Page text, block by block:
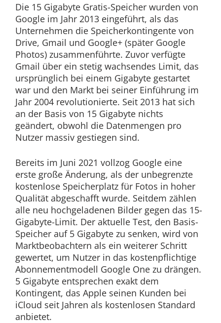
Die 15 Gigabyte Gratis-Speicher wurden von
Google im Jahr 2013 eingeführt, als das
Unternehmen die Speicherkontingente von
Drive, Gmail und Google+ (später Google
Photos) zusammenführte. Zuvor verfügte
Gmail über ein stetig wachsendes Limit, das
ursprünglich bei einem Gigabyte gestartet
war und den Markt bei seiner Einführung im
Jahr 2004 revolutionierte. Seit 2013 hat sich
an der Basis von 15 Gigabyte nichts
geändert, obwohl die Datenmengen pro
Nutzer massiv gestiegen sind.
Bereits im Juni 2021 vollzog Google eine
erste große Änderung, als der unbegrenzte
kostenlose Speicherplatz für Fotos in hoher
Qualität abgeschafft wurde. Seitdem zählen
alle neu hochgeladenen Bilder gegen das 15-
Gigabyte-Limit. Der aktuelle Test, den Basis-
Speicher auf 5 Gigabyte zu senken, wird von
Marktbeobachtern als ein weiterer Schritt
gewertet, um Nutzer in das kostenpflichtige
Abonnementmodell Google One zu drängen.
5 Gigabyte entsprechen exakt dem
Kontingent, das Apple seinen Kunden bei
iCloud seit Jahren als kostenlosen Standard
anbietet.